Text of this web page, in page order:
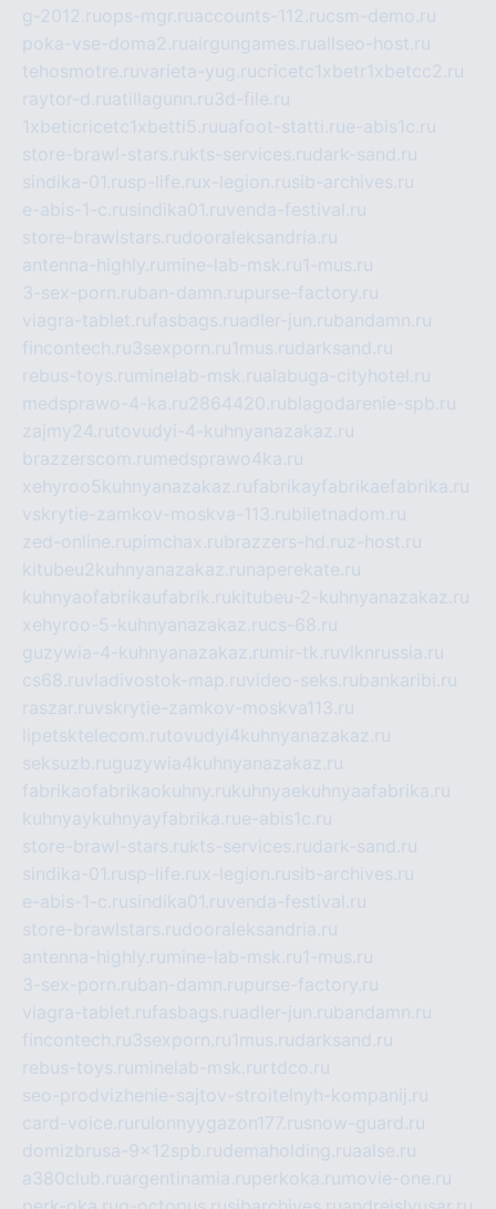
g-2012.ruops-mgr.ruaccounts-112.rucsm-demo.ru
poka-vse-doma2.ruairgungames.ruallseo-host.ru
tehosmotre.ruvarieta-yug.rucricetc1xbetr1xbetcc2.ru
raytor-d.ruatillagunn.ru3d-file.ru
1xbeticricetc1xbetti5.ruuafoot-statti.rue-abis1c.ru
store-brawl-stars.rukts-services.rudark-sand.ru
sindika-01.rusp-life.rux-legion.rusib-archives.ru
e-abis-1-c.rusindika01.ruvenda-festival.ru
store-brawlstars.rudooraleksandria.ru
antenna-highly.ru mine-lab-msk.ru1-mus.ru
3-sex-porn.ruban-damn.rupurse-factory.ru
viagra-tablet.rufasbags.ruadler-jun.rubandamn.ru
fincontech.ru3sexporn.ru1mus.rudarksand.ru
rebus-toys.ru minelab-msk.rualabuga-cityhotel.ru
medsprawo-4-ka.ru2864420.rublagodarenie-spb.ru
zajmy24.rutovudyi-4-kuhnyanazakaz.ru
brazzerscom.ru medsprawo4ka.ru
xehyroo5kuhnyanazakaz.rufabrikayfabrikaefabrika.ru
vskrytie-zamkov-moskva-113.rubiletnadom.ru
zed-online.rupimchax.rubrazzers-hd.ruz-host.ru
kitubeu2kuhnyanazakaz.ru naperekate.ru
kuhnyaofabrikaufabrik.rukitubeu-2-kuhnyanazakaz.ru
xehyroo-5-kuhnyanazakaz.rucs-68.ru
guzywia-4-kuhnyanazakaz.ru mir-tk.ruvlknrussia.ru
cs68.ruvladivostok-map.ruvideo-seks.rubankaribi.ru
raszar.ruvskrytie-zamkov-moskva113.ru
lipetsktelecom.rutovudyi4kuhnyanazakaz.ru
seksuzb.ruguzywia4kuhnyanazakaz.ru
fabrikaofabrikaokuhny.rukuhnyaekuhnyaafabrika.ru
kuhnyaykuhnyayfabrika.rue-abis1c.ru
store-brawl-stars.rukts-services.rudark-sand.ru
sindika-01.rusp-life.rux-legion.rusib-archives.ru
e-abis-1-c.rusindika01.ruvenda-festival.ru
store-brawlstars.rudooraleksandria.ru
antenna-highly.ru mine-lab-msk.ru1-mus.ru
3-sex-porn.ruban-damn.rupurse-factory.ru
viagra-tablet.rufasbags.ruadler-jun.rubandamn.ru
fincontech.ru3sexporn.ru1mus.rudarksand.ru
rebus-toys.ru minelab-msk.ru rtdco.ru
seo-prodvizhenie-sajtov-stroitelnyh-kompanij.ru
card-voice.ru rulonnyygazon177.rusnow-guard.ru
domizbrusa-9x12spb.rudemaholding.ruaalse.ru
a380club.ruargentinamia.ruperkoka.ru movie-one.ru